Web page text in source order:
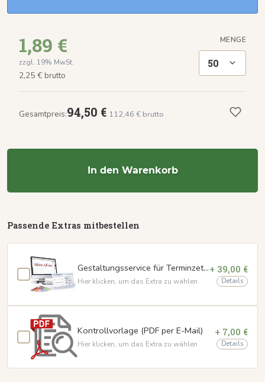
1,89 €
zzgl. 19% MwSt.
2,25 € brutto
MENGE
50
Gesamtpreis:94,50 € 112,46 € brutto
In den Warenkorb
Passende Extras mitbestellen
Gestaltungsservice für Terminzettel
Hier klicken, um das Extra zu wählen
+ 39,00 €
Details
Kontrollvorlage (PDF per E-Mail)
Hier klicken, um das Extra zu wählen
+ 7,00 €
Details